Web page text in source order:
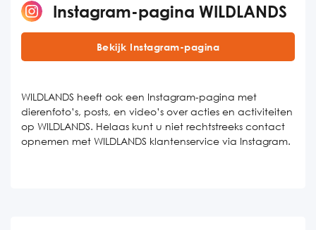
Instagram-pagina WILDLANDS
Bekijk Instagram-pagina
WILDLANDS heeft ook een Instagram-pagina met
dierenfoto’s, posts, en video’s over acties en activiteiten
op WILDLANDS. Helaas kunt u niet rechtstreeks contact
opnemen met WILDLANDS klantenservice via Instagram.